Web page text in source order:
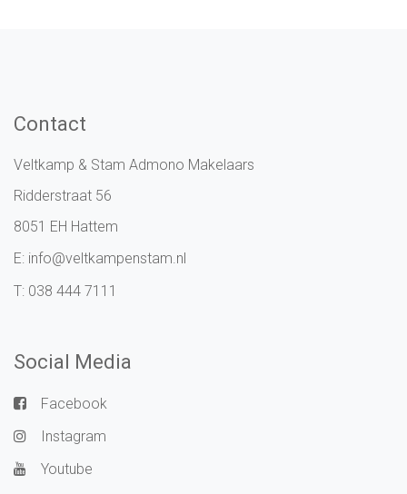
Contact
Veltkamp & Stam Admono Makelaars
Ridderstraat 56
8051 EH Hattem
E: info@veltkampenstam.nl
T: 038 444 7111
Social Media
Facebook
Instagram
Youtube